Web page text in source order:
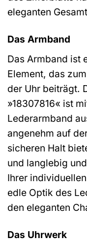
eleganten
Das Armband
Das Armband ist
Element, das
der Uhr beiträgt.
»18307816« ist
Lederarmband
angenehm auf
sicheren Halt
und langlebig
Ihrer
edle Optik des
den eleganten
Das Uhrwerk